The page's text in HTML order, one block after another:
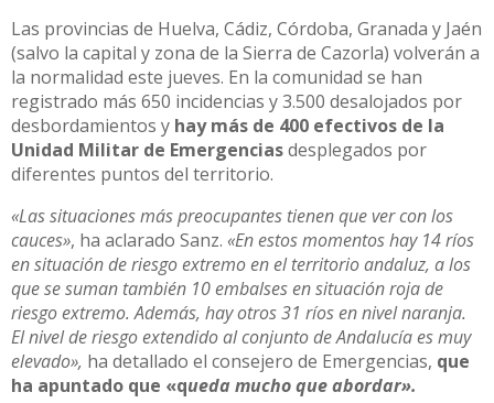
Las provincias de Huelva, Cádiz, Córdoba, Granada y Jaén
(salvo la capital y zona de la Sierra de Cazorla) volverán a
la normalidad este jueves. En la comunidad se han
registrado más 650 incidencias y 3.500 desalojados por
desbordamientos y hay más de 400 efectivos de la
Unidad Militar de Emergenciasdesplegados por
diferentes puntos del territorio.
«Las situaciones más preocupantes tienen que ver con los
cauces», ha aclarado Sanz. «En estos momentos hay 14 ríos
en situación de riesgo extremo en el territorio andaluz, a los
que se suman también 10 embalses en situación roja de
riesgo extremo. Además, hay otros 31 ríos en nivel naranja.
El nivel de riesgo extendido al conjunto de Andalucía es muy
elevado», ha detallado el consejero de Emergencias, que
ha apuntado que «queda mucho que abordar».